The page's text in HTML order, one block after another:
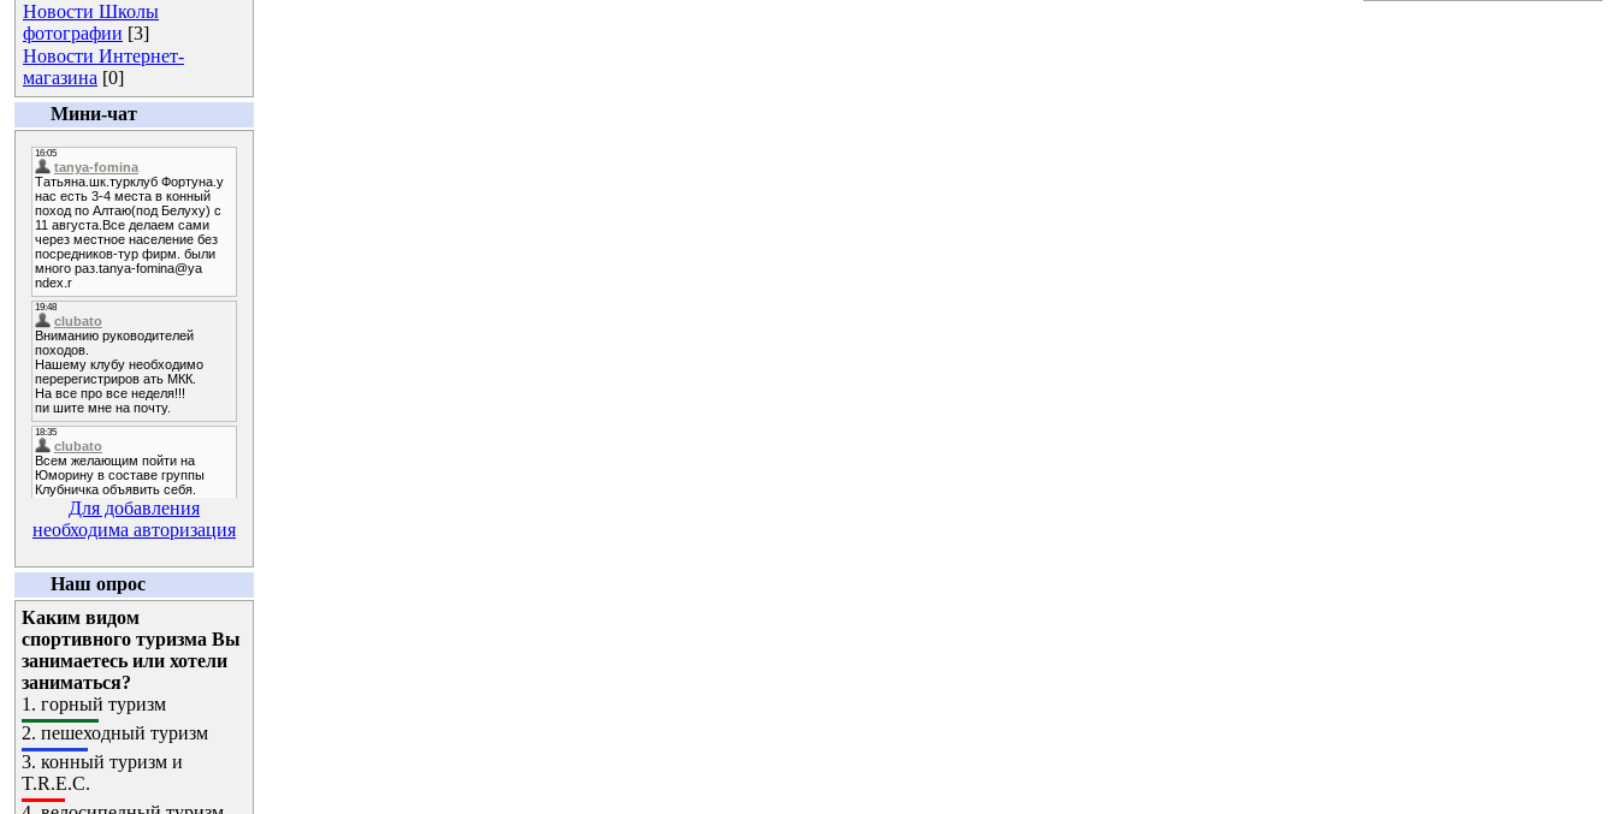
Новости Школы
фотографии [3]
Новости Интернет-
магазина [0]
Мини-чат
Для добавления
необходима авторизация
Наш опрос
Каким видом
спортивного туризма Вы
занимаетесь или хотели
заниматься?
1. горный туризм
2. пешеходный туризм
3. конный туризм и
T.R.E.C.